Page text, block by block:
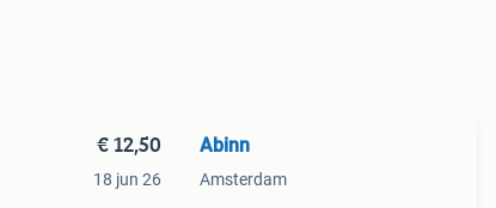
€ 12,50
18 jun 26
Abinn
Amsterdam